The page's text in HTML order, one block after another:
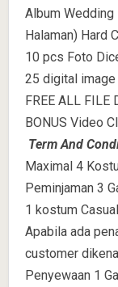
Album
Halaman) Hard
10 pcs Foto
25 digital
FREE ALL FILE
BONUS Video
Term And
Maximal 4
Peminjaman 3
1 kostum
Apabila ada
customer
Penyewaan 1